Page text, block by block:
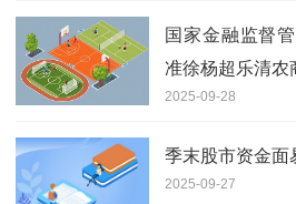
国家金融监督
准徐杨超乐清农
2025-09-28
季末股市资金面
2025-09-27